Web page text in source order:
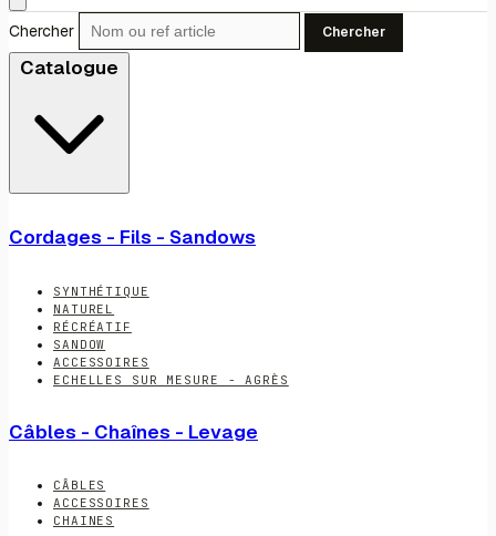
Chercher Chercher
Catalogue
Cordages - Fils - Sandows
SYNTHÉTIQUE
NATUREL
RÉCRÉATIF
SANDOW
ACCESSOIRES
ECHELLES SUR MESURE - AGRÈS
Câbles - Chaînes - Levage
CÂBLES
ACCESSOIRES
CHAINES